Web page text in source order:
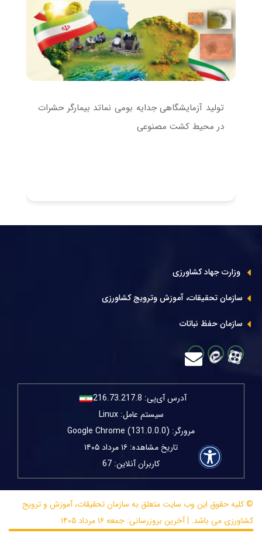
تولید آزمایشگاهی جدایه بومی نماتد بیمارگر حشرات
در محیط کشت مصنوعی
وزارت جهاد کشاورزی
سازمان تحقیقات، آموزش وترویج کشاورزی
سازمان حفظ نباتات
آدرس آی‌پی: 216.73.217.8
سیستم عامل: Linux
مرورگر: Google Chrome (131.0.0.0)
تاریخ مشاهده: ۱۶ مرداد ۱۴۰۵
کاربران آنلاین: 67
© کلیه حقوق این وب سایت متعلق به سازمان تحقیقات، آموزش و ترویج
کشاورزی می باشد. | آخرین بروزرسانی: جمعه ۱۶ مرداد ۱۴۰۵